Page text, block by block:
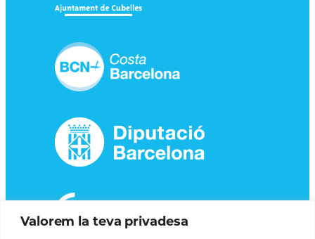
Valorem la teva privadesa